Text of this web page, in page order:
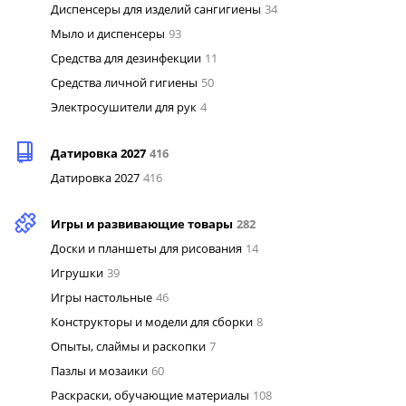
Диспенсеры для изделий сангигиены 34
Мыло и диспенсеры 93
Средства для дезинфекции 11
Средства личной гигиены 50
Электросушители для рук 4
Датировка 2027 416
Датировка 2027 416
Игры и развивающие товары 282
Доски и планшеты для рисования 14
Игрушки 39
Игры настольные 46
Конструкторы и модели для сборки 8
Опыты, слаймы и раскопки 7
Пазлы и мозаики 60
Раскраски, обучающие материалы 108